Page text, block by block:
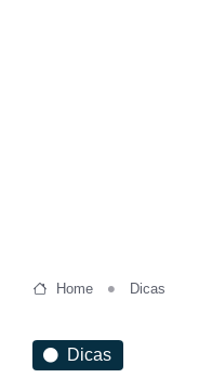
Home Dicas
Dicas